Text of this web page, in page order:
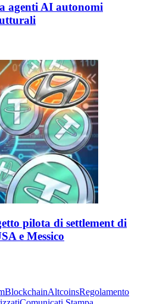
agenti AI autonomi
pilota di settlement di
e Messico
BlockchainAltcoinsRegolamento